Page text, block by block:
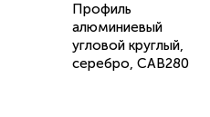
Профиль
алюминиевый
угловой круглый,
серебро, CAB280